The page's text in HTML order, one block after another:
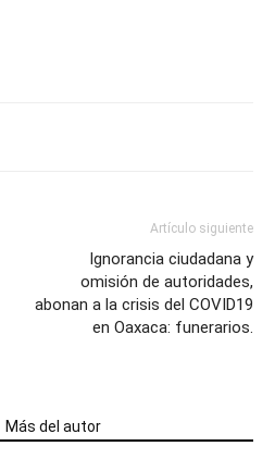
Artículo siguiente
Ignorancia ciudadana y
omisión de autoridades,
abonan a la crisis del COVID19
en Oaxaca: funerarios.
Más del autor